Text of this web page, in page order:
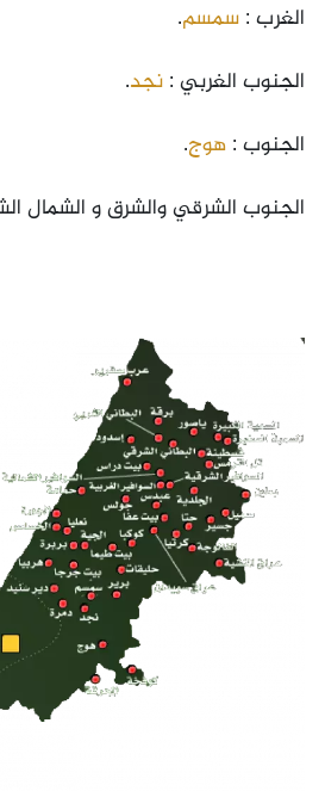
الغرب : سمسم.
الجنوب الغربي : نجد.
الجنوب : هوج.
الجنوب الشرقي والشرق و الشمال